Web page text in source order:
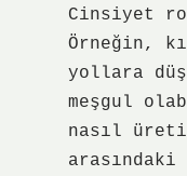
Cinsiyet
Örneğin,
yollara
meşgul
nasıl